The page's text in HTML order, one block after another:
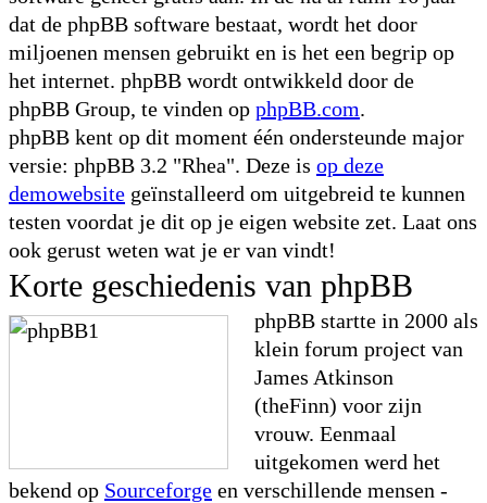
dat de phpBB software bestaat, wordt het door
miljoenen mensen gebruikt en is het een begrip op
het internet. phpBB wordt ontwikkeld door de
phpBB Group, te vinden op phpBB.com.
phpBB kent op dit moment één ondersteunde major
versie: phpBB 3.2 "Rhea". Deze is op deze
demowebsite geïnstalleerd om uitgebreid te kunnen
testen voordat je dit op je eigen website zet. Laat ons
ook gerust weten wat je er van vindt!
Korte geschiedenis van phpBB
phpBB startte in 2000 als
klein forum project van
James Atkinson
(theFinn) voor zijn
vrouw. Eenmaal
uitgekomen werd het
bekend op Sourceforge en verschillende mensen -